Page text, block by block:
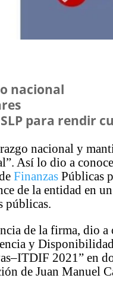
nacional
para rendir
nacional y
Así lo dio a
Finanzas Públicas
de la entidad en
públicas.
de la firma, dio a
y
2021” en
de Juan Manuel